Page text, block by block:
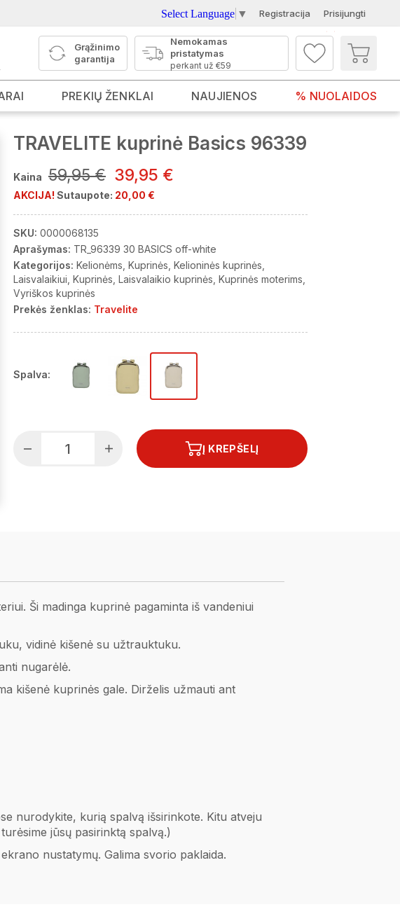
Select Language ▼ Registracija Prisijungti
Grąžinimo
garantija
Nemokamas
pristatymas
perkant už €59
PREKIŲ ŽENKLAI NAUJIENOS % NUOLAIDOS
TRAVELITE kuprinė Basics 96339
Kaina 59,95 € 39,95 €
AKCIJA! Sutaupote: 20,00 €
SKU: 0000068135
Aprašymas: TR_96339 30 BASICS off-white
Kategorijos: Kelionėms Kuprinės Kelioninės kuprinės
Laisvalaikiui Kuprinės Laisvalaikio kuprinės Kuprinės moterims
Vyriškos kuprinės
Prekės ženklas: Travelite
Spalva:
Į KREPŠELĮ
Ši madinga kuprinė pagaminta iš vandeniui
vidinė kišenė su užtrauktuku.
nugarėlė.
kišenė kuprinės gale. Dirželis užmauti ant
nurodykite, kurią spalvą išsirinkote. Kitu atveju
jūsų pasirinktą spalvą.)
nustatymų. Galima svorio paklaida.